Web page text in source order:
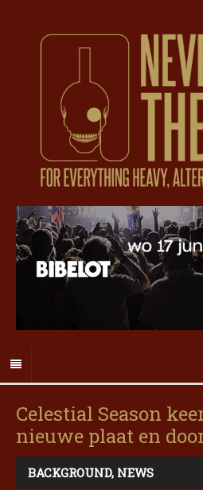
Celestial Season
nieuwe plaat en
BACKGROUND, NEWS